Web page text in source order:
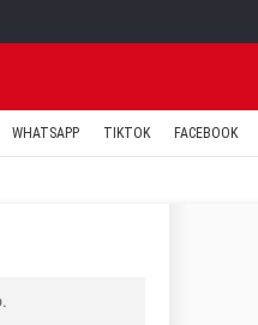
WHATSAPP TIKTOK FACEBOOK